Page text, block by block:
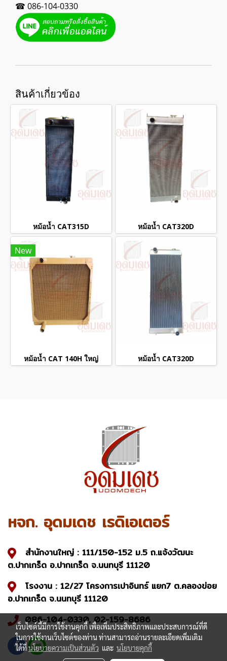
☎ 086-104-0330
สินค้าเกี่ยวข้อง
หม้อน้ำ CAT315D หม้อน้ำ CAT320D
New
หม้อน้ำ CAT 140H ใหญ่ หม้อน้ำ CAT320D
หจก. อุดมเดช เรดิเอเตอร์
สำนักงานใหญ่ : 111/150-152 ม.5 ถ.แจ้งวัฒนะ
ต.ปากเกร็ด อ.ปากเกร็ด จ.นนทบุรี 11120
โรงงาน : 12/27 โครงการเปาอินทร์ แยก7 ต.คลองข่อย
อ.ปากเกร็ด จ.นนทบุรี 11120
086-104-0330, 02-159-8686
เว็บไซต์นี้มีการใช้งานคุกกี้ เพื่อเพิ่มประสิทธิภาพและประสบการณ์ที่ดี
ในการใช้งานเว็บไซต์ของท่าน ท่านสามารถอ่านรายละเอียดเพิ่มเติม
ได้ที่นโยบายความเป็นส่วนตัว และ นโยบายคุกกี้